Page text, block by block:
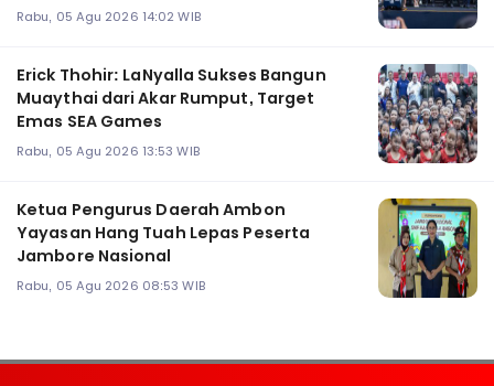
Rabu, 05 Agu 2026 14:02 WIB
Erick Thohir: LaNyalla Sukses Bangun
Muaythai dari Akar Rumput, Target
Emas SEA Games
Rabu, 05 Agu 2026 13:53 WIB
Ketua Pengurus Daerah Ambon
Yayasan Hang Tuah Lepas Peserta
Jambore Nasional
Rabu, 05 Agu 2026 08:53 WIB